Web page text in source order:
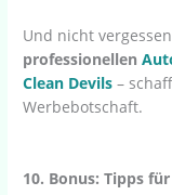
Und nicht
professionellen
Clean Devils –
Werbebotschaft.
10. Bonus: Tipps